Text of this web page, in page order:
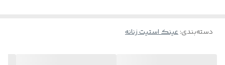
دسته‌بندی:عینک استیت زنانه